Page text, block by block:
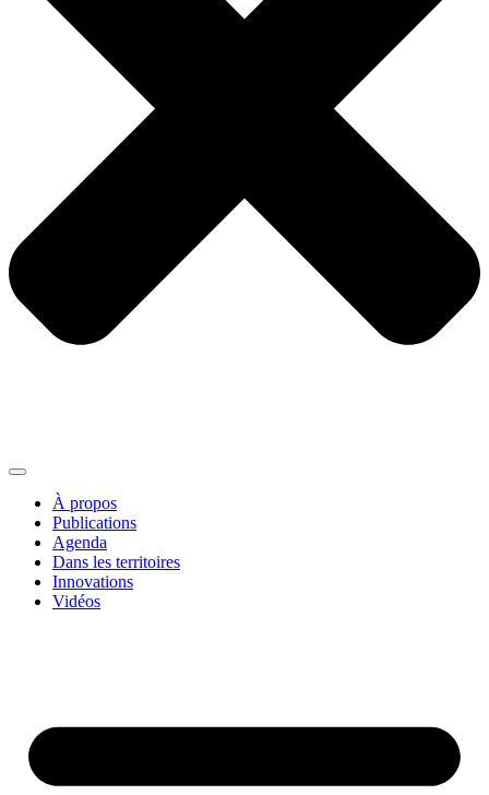
À propos
Publications
Agenda
Dans les territoires
Innovations
Vidéos